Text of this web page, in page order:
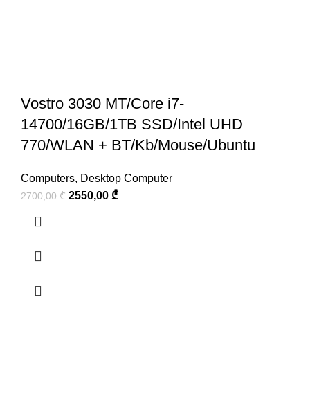
Vostro 3030 MT/Core i7-
14700/16GB/1TB SSD/Intel UHD
770/WLAN + BT/Kb/Mouse/Ubuntu
Computers, Desktop Computer
2700,00₾ 2550,00 ₾